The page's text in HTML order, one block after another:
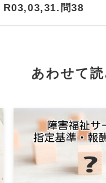
問38
あわせて